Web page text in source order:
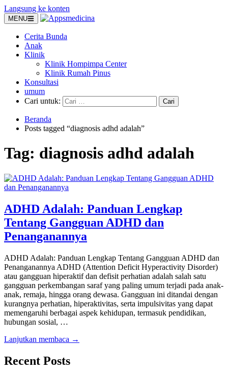
Langsung ke konten
MENU
Cerita Bunda
Anak
Klinik
Klinik Hompimpa Center
Klinik Rumah Pinus
Konsultasi
umum
Cari untuk:
Beranda
Posts tagged “diagnosis adhd adalah”
Tag: diagnosis adhd adalah
ADHD Adalah: Panduan Lengkap
Tentang Gangguan ADHD dan
Penanganannya
ADHD Adalah: Panduan Lengkap Tentang Gangguan ADHD dan
Penanganannya ADHD (Attention Deficit Hyperactivity Disorder)
atau gangguan hiperaktif dan defisit perhatian adalah salah satu
gangguan perkembangan saraf yang paling umum terjadi pada anak-
anak, remaja, hingga orang dewasa. Gangguan ini ditandai dengan
kurangnya perhatian, hiperaktivitas, serta impulsivitas yang dapat
memengaruhi berbagai aspek kehidupan, termasuk pendidikan,
hubungan sosial, …
Lanjutkan membaca →
Recent Posts